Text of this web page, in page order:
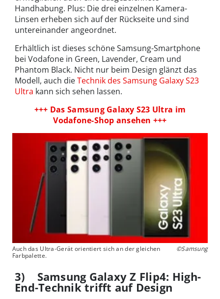
Handhabung. Plus: Die drei einzelnen Kamera-
Linsen erheben sich auf der Rückseite und sind
untereinander angeordnet.
Erhältlich ist dieses schöne Samsung-Smartphone
bei Vodafone in Green, Lavender, Cream und
Phantom Black. Nicht nur beim Design glänzt das
Modell, auch dieTechnik des Samsung Galaxy S23
Ultra kann sich sehen lassen.
+++ Das Samsung Galaxy S23 Ultra im
Vodafone-Shop ansehen +++
Auch das Ultra-Gerät orientiert sich an der gleichen
Farbpalette.
©Samsung
3) Samsung Galaxy Z Flip4: High-
End-Technik trifft auf Design